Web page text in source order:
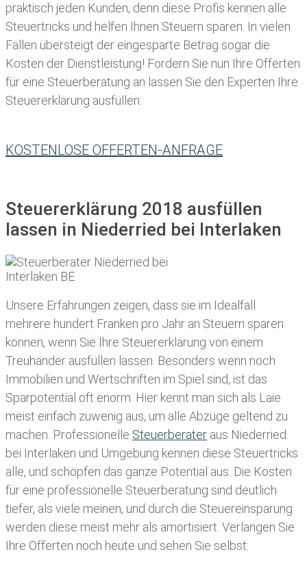
praktisch jeden Kunden, denn diese Profis kennen alle
Steuertricks und helfen Ihnen Steuern sparen. In vielen
Fällen übersteigt der eingesparte Betrag sogar die
Kosten der Dienstleistung! Fordern Sie nun Ihre Offerten
für eine Steuerberatung an lassen Sie den Experten Ihre
Steuererklärung ausfüllen:
KOSTENLOSE OFFERTEN-ANFRAGE
Steuererklärung 2018 ausfüllen
lassen in Niederried bei Interlaken
Unsere Erfahrungen zeigen, dass sie im Idealfall
mehrere hundert Franken pro Jahr an Steuern sparen
können, wenn Sie Ihre Steuererklärung von einem
Treuhänder ausfüllen lassen . Besonders wenn noch
Immobilien und Wertschriften im Spiel sind, ist das
Sparpotential oft enorm. Hier kennt man sich als Laie
meist einfach zuwenig aus, um alle Abzüge geltend zu
machen. Professionelle Steuerberater aus Niederried
bei Interlaken und Umgebung kennen diese Steuertricks
alle, und schöpfen das ganze Potential aus. Die Kosten
für eine professionelle Steuerberatung sind deutlich
tiefer, als viele meinen, und durch die Steuereinsparung
werden diese meist mehr als amortisiert. Verlangen Sie
Ihre Offerten noch heute und sehen Sie selbst: